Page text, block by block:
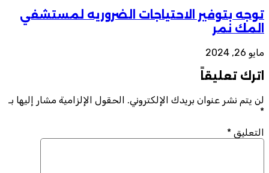
توجه بتوفير الاحتياجات الضروريه لمستشفي
المك نمر
مايو 26, 2024
اترك تعليقاً
لن يتم نشر عنوان بريدك الإلكتروني. الحقول الإلزامية مشار إليها بـ
*
التعليق *